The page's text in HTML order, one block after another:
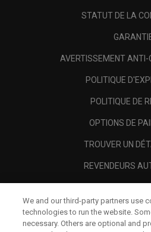
STATUT DE LA
AVERTISSEMENT ANTI-
POLITIQUE
POLITIQUE DE
OPTIONS DE
TROUVER UN
REVENDEURS
A PROPOS
We and our third-party partners use
technologies to run the website.
necessary. Others are optional and